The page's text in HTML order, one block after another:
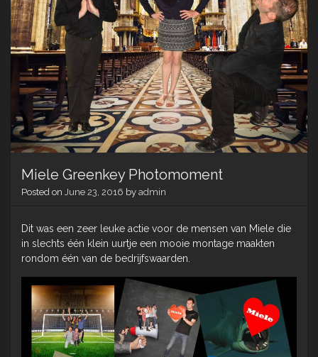
Miele Greenkey Photomoment
Posted on June 23, 2016 by admin
Dit was een zeer leuke actie voor de mensen van Miele die
in slechts één klein uurtje een mooie montage maakten
rondom één van de bedrijfswaarden.